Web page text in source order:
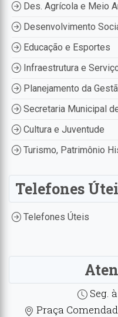
Des. Agrícola e Meio
Desenvolvimento
Educação e Esportes
Infraestrutura e
Planejamento da
Secretaria Municipal
Cultura e Juventude
Turismo, Patrimônio
Telefones
Telefones Úteis
Seg.
Praça